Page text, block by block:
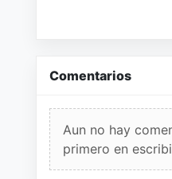
Comentarios
Aun no hay
primero en